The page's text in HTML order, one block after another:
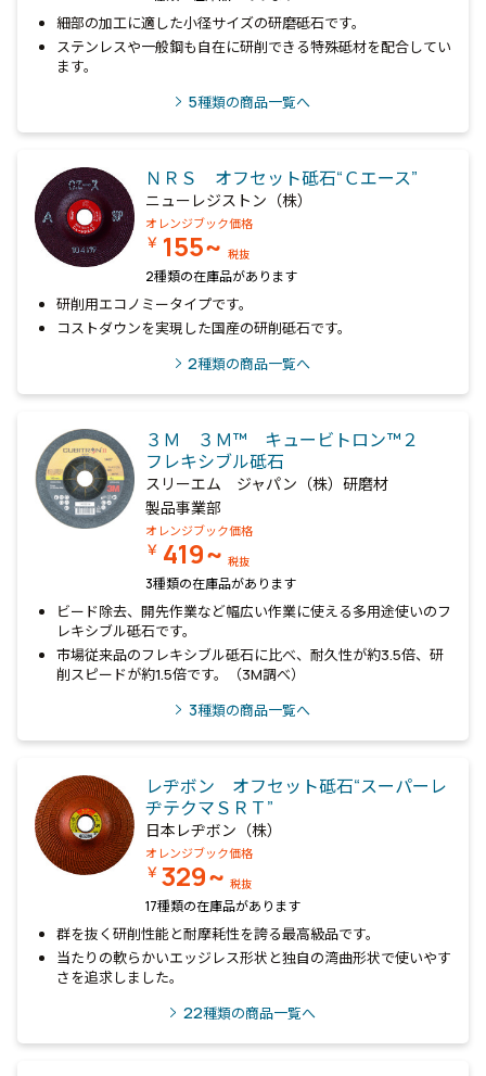
細部の加工に適した小径サイズの研磨砥石です。
ステンレスや一般鋼も自在に研削できる特殊砥材を配合してい
ます。
5種類の商品一覧へ
ＮＲＳ オフセット砥石“Ｃエース”
ニューレジストン（株）
オレンジブック価格
￥ 155~ 税抜
2種類の在庫品があります
研削用エコノミータイプです。
コストダウンを実現した国産の研削砥石です。
2種類の商品一覧へ
３Ｍ ３Ｍ™ キュービトロン™２
フレキシブル砥石
スリーエム ジャパン（株）研磨材
製品事業部
オレンジブック価格
￥ 419~ 税抜
3種類の在庫品があります
ビード除去、開先作業など幅広い作業に使える多用途使いのフ
レキシブル砥石です。
市場従来品のフレキシブル砥石に比べ、耐久性が約3.5倍、研
削スピードが約1.5倍です。（3M調べ）
3種類の商品一覧へ
レヂボン オフセット砥石“スーパーレ
ヂテクマＳＲＴ”
日本レヂボン（株）
オレンジブック価格
￥ 329~ 税抜
17種類の在庫品があります
群を抜く研削性能と耐摩耗性を誇る最高級品です。
当たりの軟らかいエッジレス形状と独自の湾曲形状で使いやす
さを追求しました。
22種類の商品一覧へ